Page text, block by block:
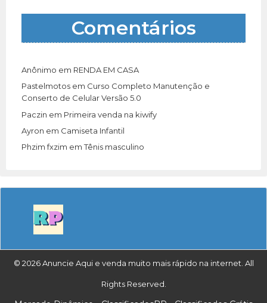
Comentários
Anônimo em RENDA EM CASA
Pastelmotos em Curso Completo Manutenção e
Conserto de Celular Versão 5.0
Paczin em Primeira venda na kiwify
Ayron em Camiseta Infantil
Phzim fxzim emTênis masculino
© 2026 Anuncie Aqui e venda muito mais rápido na internet. All
Rights Reserved.